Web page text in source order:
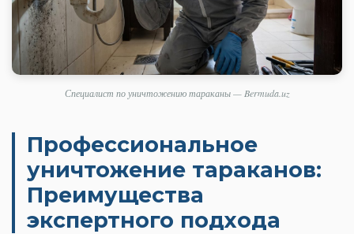
Специалист по уничтожению тараканы — Bermuda.uz
Профессиональное
уничтожение тараканов:
Преимущества
экспертного подхода